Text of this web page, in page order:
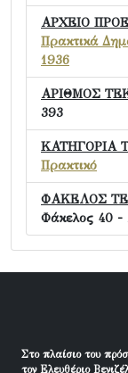
ΑΡΧΕΙΟ
Πρακτικά
1936
ΑΡΙΘΜΟΣ
393
ΚΑΤΗΓΟΡΙΑ
Πρακτικό
ΦΑΚΕΛΟΣ
Φάκελος 40 -
Στο πλαίσιο του
τον Ελευθέριο